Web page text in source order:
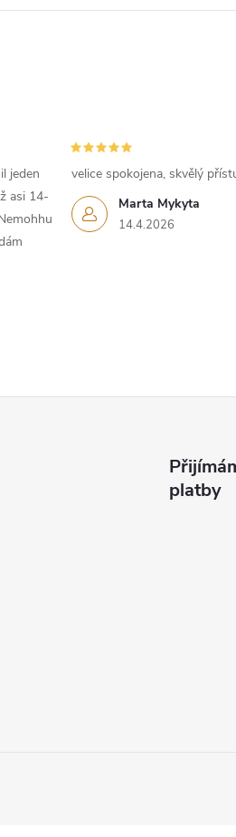
jeden
asi 14-
Marta Mykyta
14.4.2026
velice spokojena, skvělý
platby